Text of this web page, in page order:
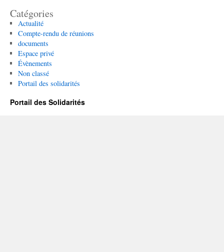
Catégories
Actualité
Compte-rendu de réunions
documents
Espace privé
Évènements
Non classé
Portail des solidarités
Portail des Solidarités